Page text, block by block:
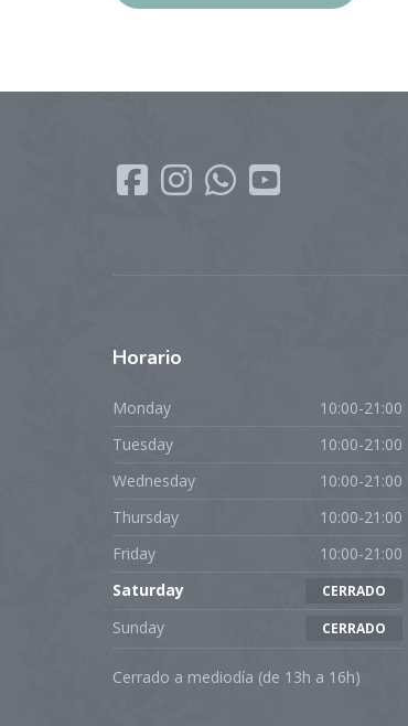
Horario
Monday
10:00-21:00
Tuesday
10:00-21:00
Wednesday
10:00-21:00
Thursday
10:00-21:00
Friday
10:00-21:00
Saturday
CERRADO
Sunday CERRADO
Cerrado a mediodía (de 13h a 16h)